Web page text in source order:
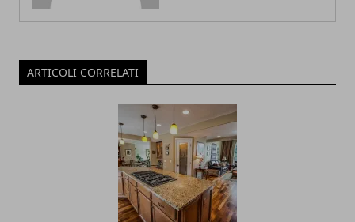
ARTICOLI CORRELATI